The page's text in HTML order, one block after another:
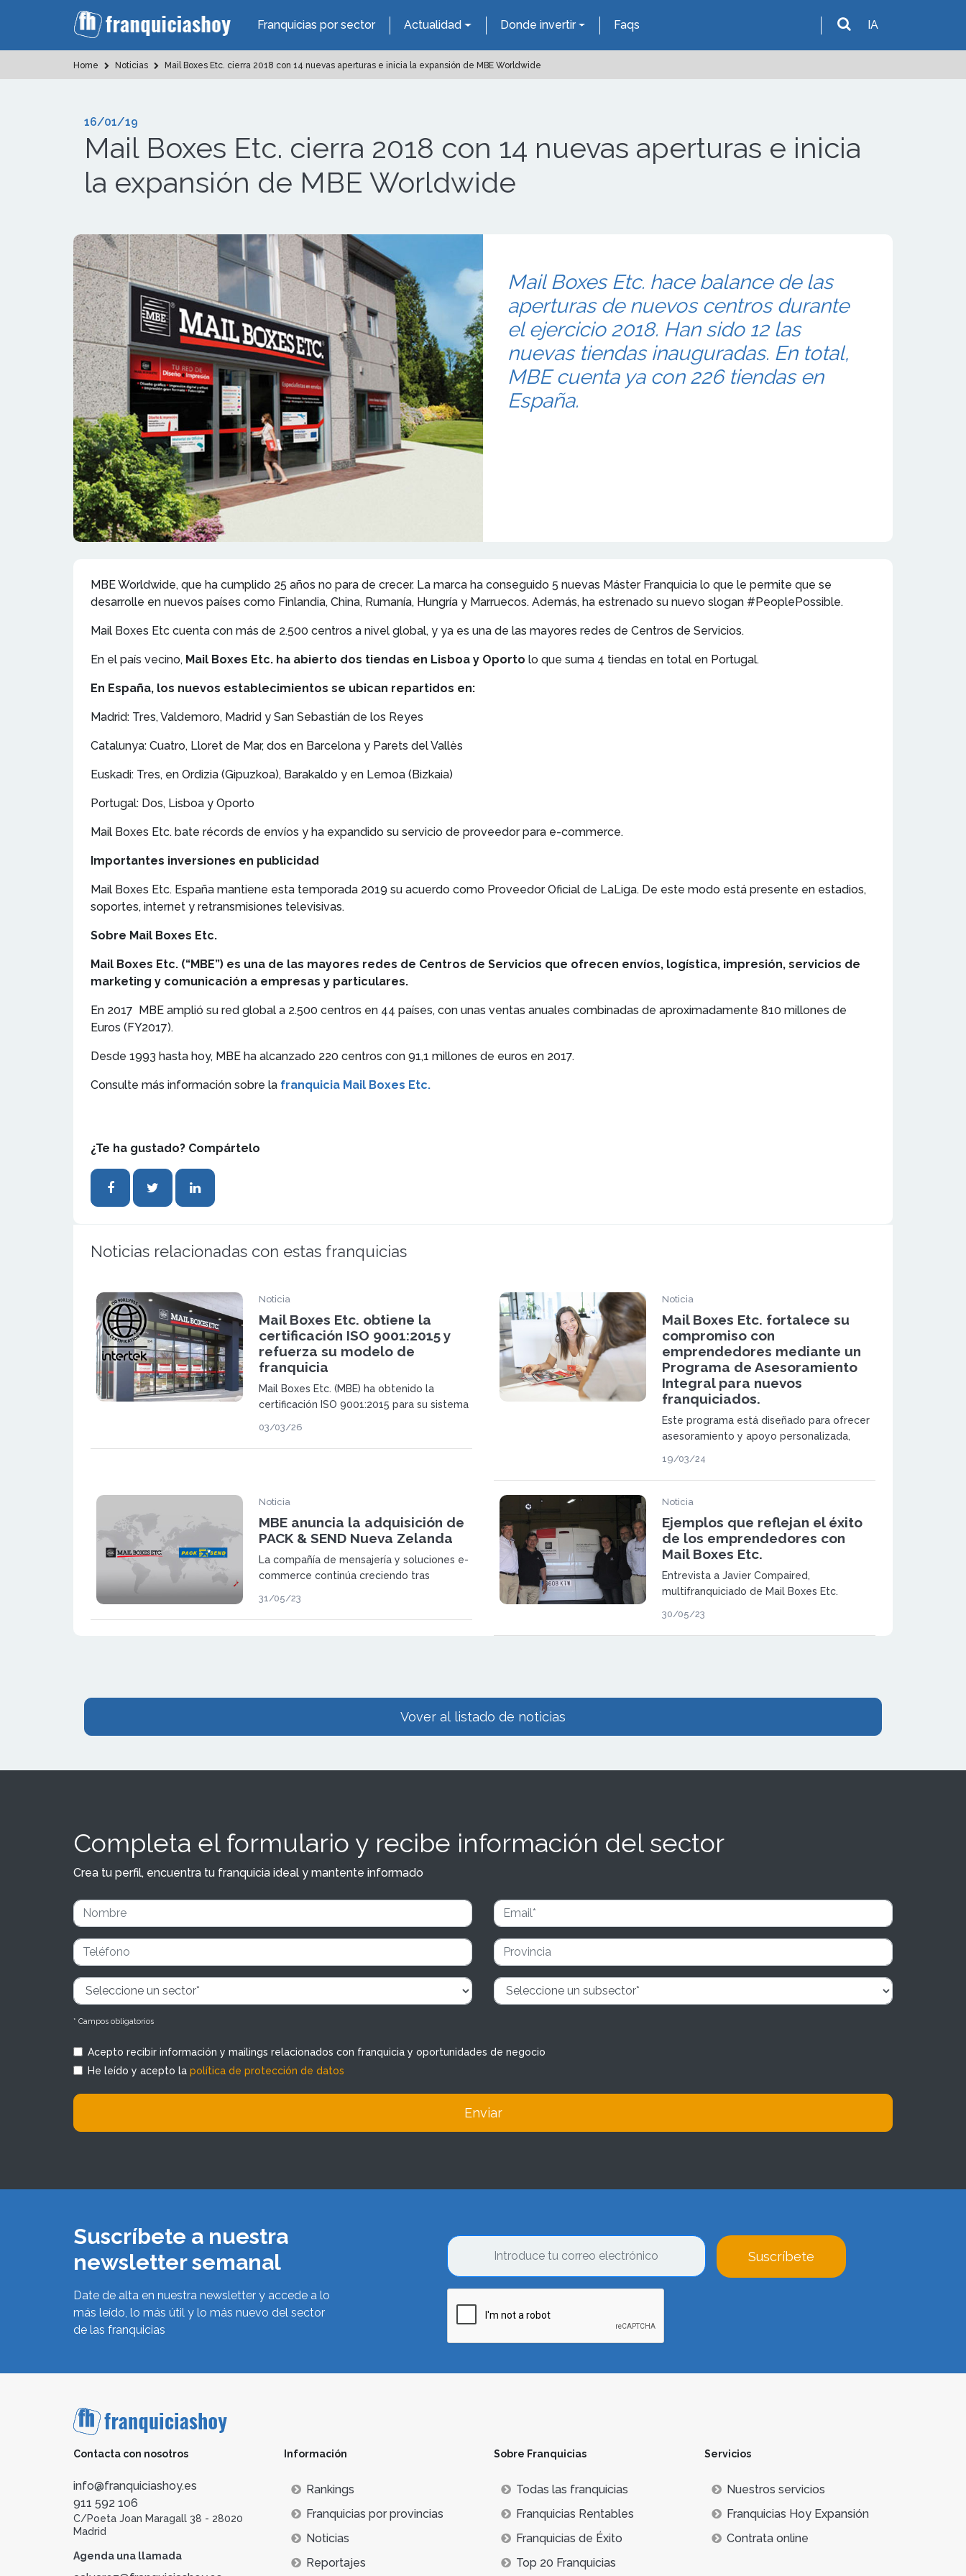
Franquicias por sector Actualidad Donde invertir Faqs IA
Home Noticias Mail Boxes Etc. cierra 2018 con 14 nuevas aperturas e inicia la expansión de MBE Worldwide
16/01/19
Mail Boxes Etc. cierra 2018 con 14 nuevas aperturas e inicia
la expansión de MBE Worldwide
Mail Boxes Etc. hace balance de las
aperturas de nuevos centros durante
el ejercicio 2018. Han sido 12 las
nuevas tiendas inauguradas. En total,
MBE cuenta ya con 226 tiendas en
España.
MBE Worldwide, que ha cumplido 25 años no para de crecer. La marca ha conseguido 5 nuevas Máster Franquicia lo que le permite que se
desarrolle en nuevos países como Finlandia, China, Rumanía, Hungría y Marruecos. Además, ha estrenado su nuevo slogan #PeoplePossible.
Mail Boxes Etc cuenta con más de 2.500 centros a nivel global, y ya es una de las mayores redes de Centros de Servicios.
En el país vecino, Mail Boxes Etc. ha abierto dos tiendas en Lisboa y Oporto lo que suma 4 tiendas en total en Portugal.
En España, los nuevos establecimientos se ubican repartidos en:
Madrid: Tres, Valdemoro, Madrid y San Sebastián de los Reyes
Catalunya: Cuatro, Lloret de Mar, dos en Barcelona y Parets del Vallès
Euskadi: Tres, en Ordizia (Gipuzkoa), Barakaldo y en Lemoa (Bizkaia)
Portugal: Dos, Lisboa y Oporto
Mail Boxes Etc. bate récords de envíos y ha expandido su servicio de proveedor para e-commerce.
Importantes inversiones en publicidad
Mail Boxes Etc. España mantiene esta temporada 2019 su acuerdo como Proveedor Oficial de LaLiga. De este modo está presente en estadios,
soportes, internet y retransmisiones televisivas.
Sobre Mail Boxes Etc.
Mail Boxes Etc. (“MBE”) es una de las mayores redes de Centros de Servicios que ofrecen envíos, logística, impresión, servicios de
marketing y comunicación a empresas y particulares.
En 2017 MBE amplió su red global a 2.500 centros en 44 países, con unas ventas anuales combinadas de aproximadamente 810 millones de
Euros (FY2017).
Desde 1993 hasta hoy, MBE ha alcanzado 220 centros con 91,1 millones de euros en 2017.
Consulte más información sobre la franquicia Mail Boxes Etc.
¿Te ha gustado? Compártelo
Noticias relacionadas con estas franquicias
Noticia
Mail Boxes Etc. obtiene la
certificación ISO 9001:2015 y
refuerza su modelo de
franquicia
Mail Boxes Etc. (MBE) ha obtenido la
certificación ISO 9001:2015 para su sistema
Portugal, reforzando la solidez de su
modelo organizativo y su posicionamiento
03/03/26
Noticia
Mail Boxes Etc. fortalece su
compromiso con
emprendedores mediante un
Programa de Asesoramiento
Integral para nuevos
franquiciados.
Este programa está diseñado para ofrecer
asesoramiento y apoyo personalizada,
mercantil, contable, fiscal y laboral,
esenciales para el desarrollo y la expansión
de sus negocios.
19/03/24
Noticia
MBE anuncia la adquisición de
PACK & SEND Nueva Zelanda
La compañía de mensajería y soluciones e-
commerce continúa creciendo tras
especializada en gestión de diversos
servicios del sector.
31/05/23
Noticia
Ejemplos que reflejan el éxito
de los emprendedores con
Mail Boxes Etc.
Entrevista a Javier Compaired,
multifranquiciado de Mail Boxes Etc.
30/05/23
Vover al listado de noticias
Completa el formulario y recibe información del sector
Crea tu perfil, encuentra tu franquicia ideal y mantente informado
* Campos obligatorios
Acepto recibir información y mailings relacionados con franquicia y oportunidades de negocio
He leído y acepto la política de protección de datos
Enviar
Suscríbete a nuestra
newsletter semanal
Date de alta en nuestra newsletter y accede a lo
más leído, lo más útil y lo más nuevo del sector
de las franquicias
Suscríbete
Contacta con nosotros
info@franquiciashoy.es
911 592 106
C/Poeta Joan Maragall 38 - 28020
Madrid
Agenda una llamada
Información
Rankings
Franquicias por provincias
Noticias
Reportajes
Sobre Franquicias
Todas las franquicias
Franquicias Rentables
Franquicias de Éxito
Top 20 Franquicias
Servicios
Nuestros servicios
Franquicias Hoy Expansión
Contrata online